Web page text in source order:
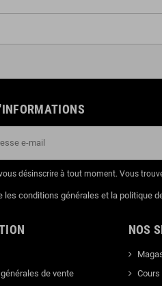
désinscrire à tout moment. Vous
les conditions générales et la politique
de vente
NOS